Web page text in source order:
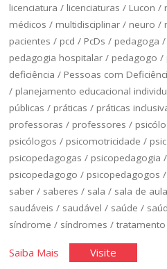
licenciatura / licenciaturas / Lucon /
médicos / multidisciplinar/ neuro /
pacientes / pcd / PcDs / pedagoga /
pedagogia hospitalar/ pedagogo /
deficiência / Pessoas com
/ planejamento educacional
públicas / práticas / práticas
professoras / professores /
psicólogos / psicomotricidade /
psicopedagogas / psicopedagogia /
psicopedagogo / psicopedagogos /
saber/ saberes / sala / sala de aula
saudáveis / saudável / saúde /
síndrome / síndromes / tratamento
Saiba Mais"ClasseVisite"Classe